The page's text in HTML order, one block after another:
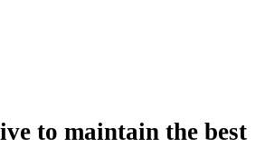
to maintain the best